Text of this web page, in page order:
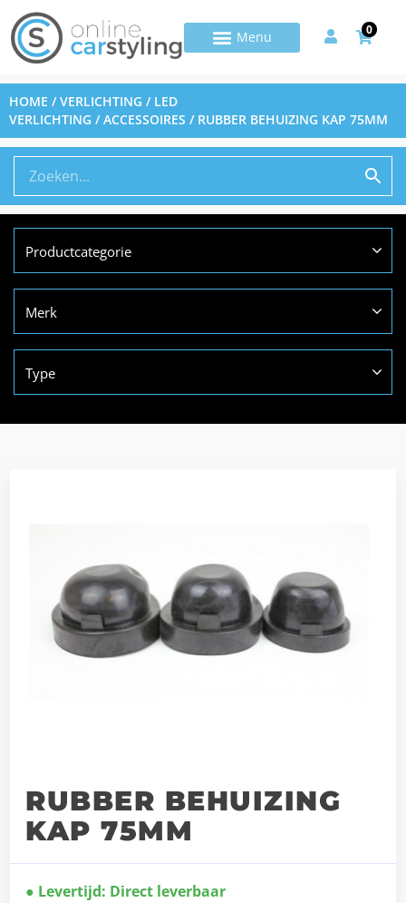
0
HOME /VERLICHTING / LED
VERLICHTING /ACCESSOIRES / RUBBER BEHUIZING KAP 75MM
Productcategorie
Merk
Type
RUBBER BEHUIZING
KAP 75MM
Levertijd: Direct leverbaar